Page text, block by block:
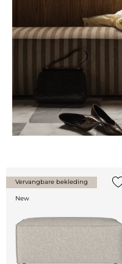
Vervangbare bekleding
New